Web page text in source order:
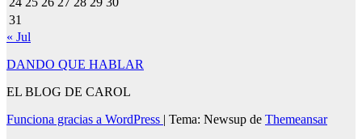
31
« Jul
DANDO QUE HABLAR
EL BLOG DE CAROL
Funciona gracias a WordPress | Tema: Newsup de Themeansar